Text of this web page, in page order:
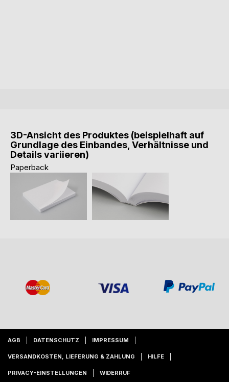
3D-Ansicht des Produktes (beispielhaft auf
Grundlage des Einbandes, Verhältnisse und
Details variieren)
Paperback
AGB DATENSCHUTZ IMPRESSUM
VERSANDKOSTEN, LIEFERUNG & ZAHLUNG HILFE
PRIVACY-EINSTELLUNGEN WIDERRUF